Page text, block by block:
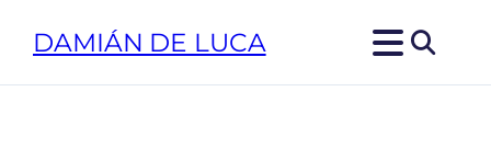
DAMIÁN DE LUCA